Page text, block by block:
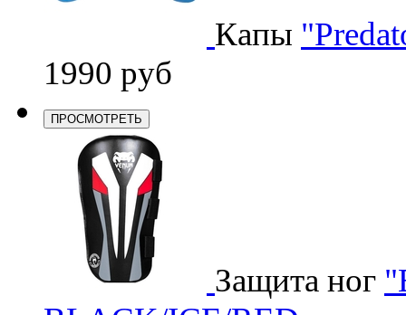
Капы
1990 руб
ПРОСМОТРЕТЬ
Защита ног